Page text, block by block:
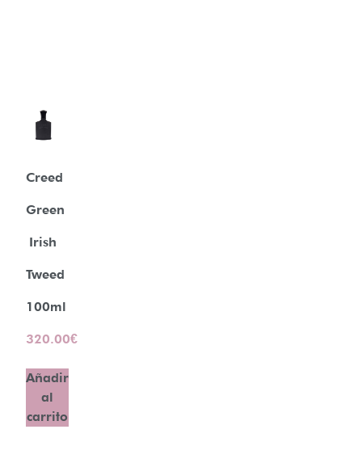
Creed
Green
Irish
Tweed
100ml
320.00€
Añadir
al
carrito